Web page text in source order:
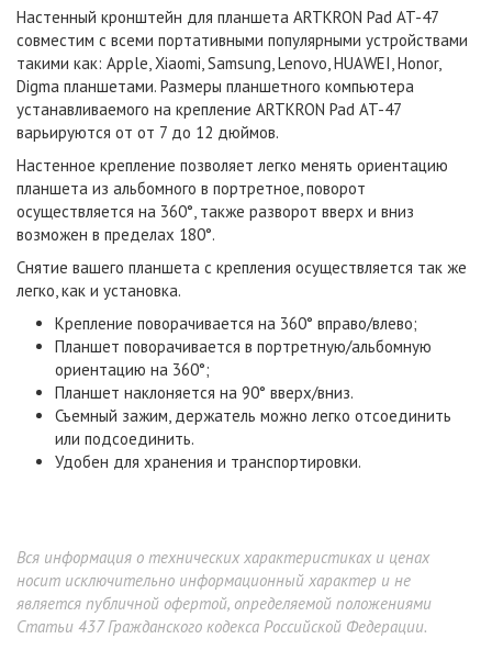
Настенный кронштейн для планшета ARTKRON Pad AT-47
совместим с всеми портативными популярными устройствами
такими как: Apple, Xiaomi, Samsung, Lenovo, HUAWEI, Honor,
Digma планшетами. Размеры планшетного компьютера
устанавливаемого на крепление ARTKRON Pad AT-47
варьируются от от 7 до 12 дюймов.
Настенное крепление позволяет легко менять ориентацию
планшета из альбомного в портретное, поворот
осуществляется на 360°, также разворот вверх и вниз
возможен в пределах 180°.
Снятие вашего планшета с крепления осуществляется так же
легко, как и установка.
Крепление поворачивается на 360° вправо/влево;
Планшет поворачивается в портретную/альбомную
ориентацию на 360°;
Планшет наклоняется на 90° вверх/вниз.
Съемный зажим, держатель можно легко отсоединить
или подсоединить.
Удобен для хранения и транспортировки.
Вся информация о технических характеристиках и ценах
носит исключительно информационный характер и не
является публичной офертой, определяемой положениями
Статьи 437 Гражданского кодекса Российской Федерации.